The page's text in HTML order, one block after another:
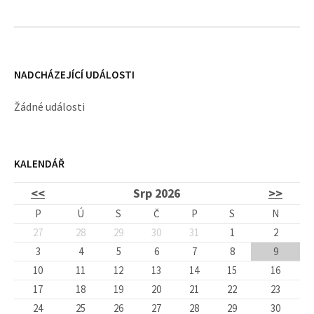
NADCHÁZEJÍCÍ UDÁLOSTI
Žádné události
KALENDÁŘ
<< Srp 2026 >>
P Ú S Č P S
N
27
28 29 30 31 1
2
3
4 5 6 7 8
9
10
11 12 13 14 15
16
17
18 19 20 21 22
23
24
25 26 27 28 29 30